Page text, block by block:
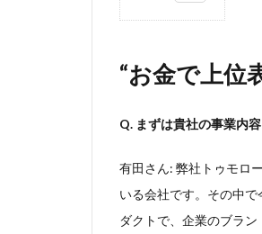
上位
る採
体”へ
の疑
問が
開発
“お金で上位
Q. まずは貴社の事業内
有田さん: 弊社トゥモロ
いる会社です。その中
ダクトで、企業のブラ